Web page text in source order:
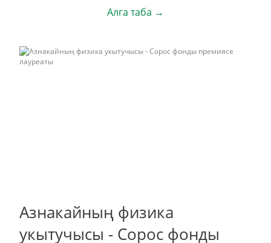
Алга таба →
Азнакайның физика
укытучысы - Сорос фонды